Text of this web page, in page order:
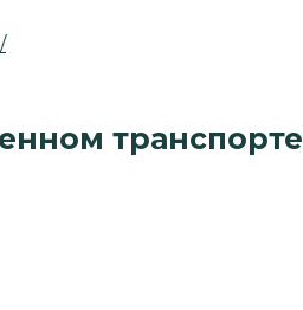
транспорте